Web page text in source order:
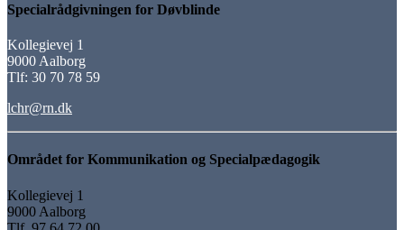
Specialrådgivningen for Døvblinde
Kollegievej 1
9000 Aalborg
Tlf: 30 70 78 59
lchr@rn.dk
Området for Kommunikation og Specialpædagogik
Kollegievej 1
9000 Aalborg